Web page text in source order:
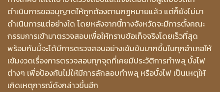
ดำเนินการขออนุญาตให้ถูกต้องตามกฎหมายแล้ว แต่ก็ยังไม่มา
ดำเนินการแต่อย่างใด โดยหลังจากนี้ทางจังหวัดจะมีการตั้งคณะ
กรรมการเข้ามาตรวจสอบเพื่อให้ทราบข้อเท็จจริงโดยเร็วที่สุด
พร้อมกันนี้จะได้มีการตรวจสอบอย่างเข้มข้นมากขึ้นในทุกอำเภอให้
เข้มงวดเรื่องการตรวจสอบทุกจุดที่เคยมีประวัติการทำพลุ บั้งไฟ
ต่างๆ เพื่อป้องกันไม่ให้มีการลักลอบทำพลุ หรือบั้งไฟ เป็นเหตุให้
เกิดเหตุการณ์ดังกล่าวขึ้นอีก